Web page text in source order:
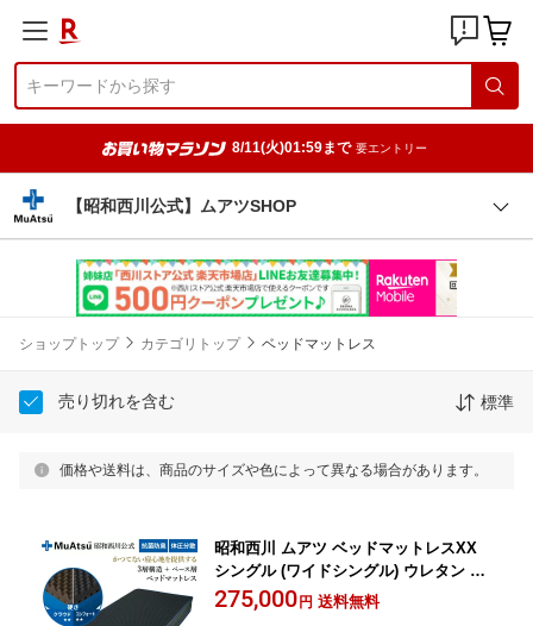
8/11(火)01:59まで 要エントリー
【昭和西川公式】ムアツSHOP
ショップトップ カテゴリトップ ベッドマットレス
売り切れを含む 標準
価格や送料は、商品のサイズや色によって異なる場合があります。
昭和西川 ムアツ ベッドマットレスXX
シングル (ワイドシングル) ウレタン 凹
凸構造 体圧分散 厚さ20cm 抗菌 防臭 通
気性 側地洗濯可 ムアツ ベッド
275,000 円 送料無料